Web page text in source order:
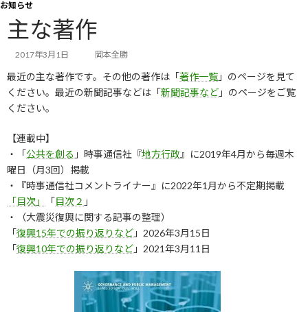
コ
へ
ナ
ョ
お知らせ
主な著作
2017年3月1日 岡本全勝
最近の主な著作です。その他の著作は「著作一覧 」のページを見て
ください。最近の新聞記事などは「新聞記事など 」のページをご覧
ください。
【連載中】
・「公共を創る 」時事通信社『地方行政』に2019年4月から毎週木
曜日（月3回）掲載
・『時事通信社コメントライナー』に2022年1月から不定期掲載
「目次」
「目次２ 」
・（大震災復興に関する記事の整理）
「復興15年での振り返りなど 」2026年3月15日
「復興10年での振り返りなど 」2021年3月11日